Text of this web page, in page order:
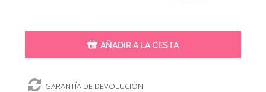
AÑADIR A LA CESTA
GARANTÍA DE DEVOLUCIÓN